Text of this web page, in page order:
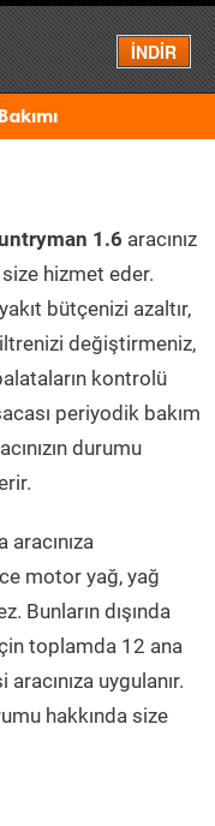
İNDİR
Menü
1.6 aracınız
hizmet eder.
bütçenizi azaltır,
değiştirmeniz,
kontrolü
periyodik bakım
durumu
aracınıza
motor yağ, yağ
Bunların dışında
toplamda 12 ana
uygulanır.
hakkında size